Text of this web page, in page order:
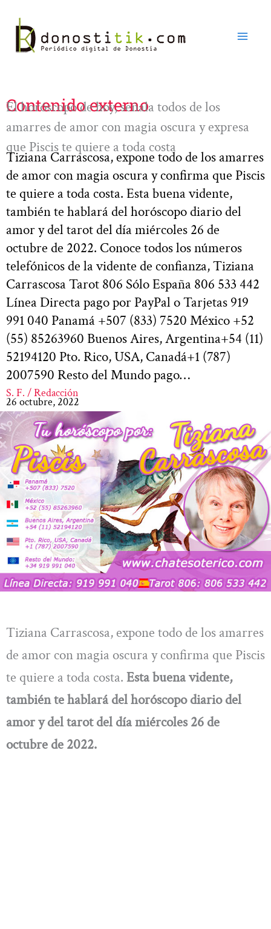
contenido
Contenido externo
El horóscopo de hoy, señala todos de los
amarres de amor con magia oscura y expresa
que Piscis te quiere a toda costa
Tiziana Carrascosa, expone todo de los amarres
de amor con magia oscura y confirma que Piscis
te quiere a toda costa. Esta buena vidente,
también te hablará del horóscopo diario del
amor y del tarot del día miércoles 26 de
octubre de 2022. Conoce todos los números
telefónicos de la vidente de confianza, Tiziana
Carrascosa Tarot 806 Sólo España 806 533 442
Línea Directa pago por PayPal o Tarjetas 919
991 040 Panamá +507 (833) 7520 México +52
(55) 85263960 Buenos Aires, Argentina+54 (11)
52194120 Pto. Rico, USA, Canadá+1 (787)
2007590 Resto del Mundo pago…
S. F. / Redacción
26 octubre, 2022
Tiziana Carrascosa, expone todo de los amarres
de amor con magia oscura y confirma que Piscis
te quiere a toda costa. Esta buena vidente,
también te hablará del horóscopo diario del
amor y del tarot del díamiércoles 26 de
octubre de 2022.